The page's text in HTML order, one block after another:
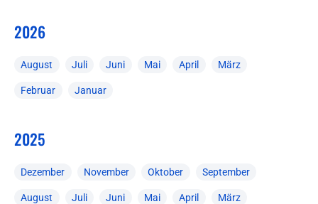
2026
August Juli Juni Mai April März
Februar Januar
2025
Dezember November Oktober September
August Juli Juni Mai April März